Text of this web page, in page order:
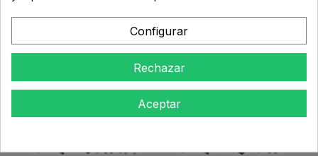
Configurar
Rechazar
Aceptar